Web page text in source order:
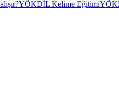
YÖKDİL Kelime Eğitimi